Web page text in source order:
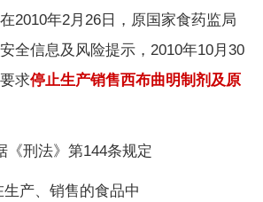
2010年2月26日，原国家食药监局
全信息及风险提示，2010年10月30
求停止生产销售西布曲明制剂及原
《刑法》第144条规定
生产、销售的食品中